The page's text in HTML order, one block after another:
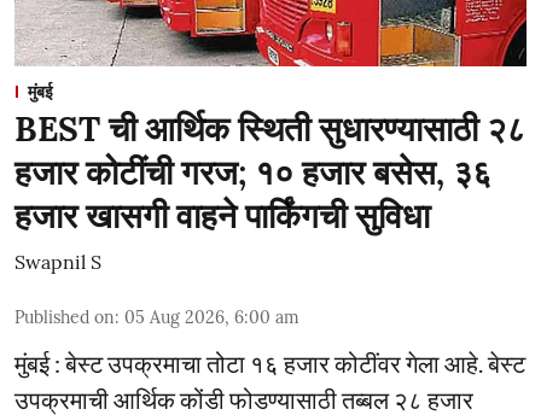
मुंबई
BEST ची आर्थिक स्थिती सुधारण्यासाठी २८
हजार कोटींची गरज; १० हजार बसेस, ३६
हजार खासगी वाहने पार्किंगची सुविधा
Swapnil S
Published on: 05 Aug 2026, 6:00 am
मुंबई : बेस्ट उपक्रमाचा तोटा १६ हजार कोटींवर गेला आहे. बेस्ट
उपक्रमाची आर्थिक कोंडी फोडण्यासाठी तब्बल २८ हजार